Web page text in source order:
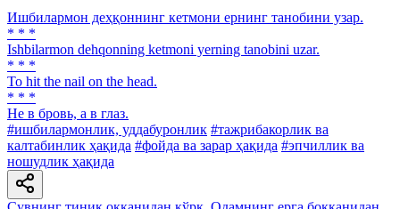
Ишбилармон деҳқоннинг кетмони ернинг танобини узар.
* * *
Ishbilarmon dehqonning ketmoni yerning tanobini uzar.
* * *
To hit the nail on the head.
* * *
Нe в бровь, а в глаз.
#ишбилармонлик, уддабуронлик #тажрибакорлик ва
калтабинлик ҳақида #фойда ва зарар ҳақида #эпчиллик ва
ношудлик ҳақида